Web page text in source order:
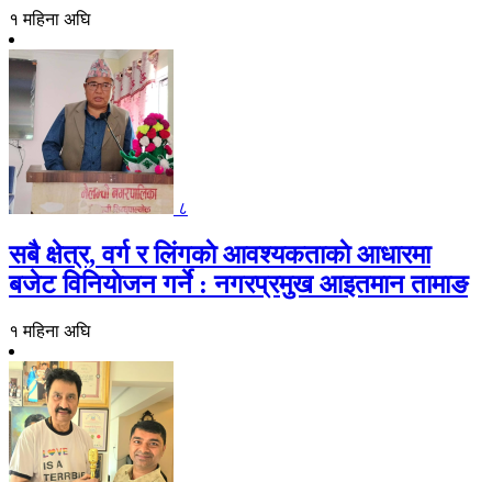
१ महिना अघि
८
सबै क्षेत्र, वर्ग र लिंगकाे आवश्यकताकाे आधारमा
बजेट विनियाेजन गर्ने : नगरप्रमुख आइतमान तामाङ
१ महिना अघि